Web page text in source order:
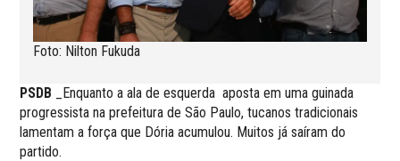
Foto: Nilton Fukuda
PSDB _Enquanto a ala de esquerda aposta em uma guinada
progressista na prefeitura de São Paulo, tucanos tradicionais
lamentam a força que Dória acumulou. Muitos já saíram do
partido.